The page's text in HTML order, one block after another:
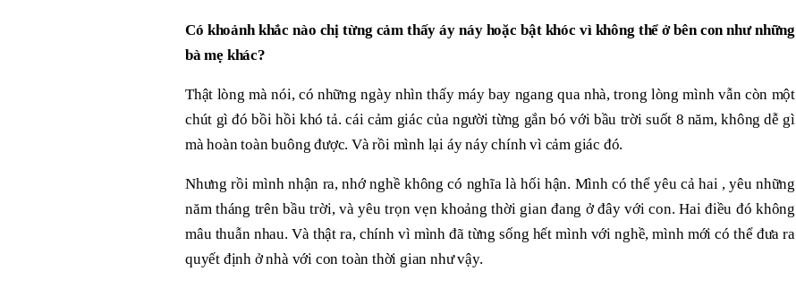
Có khoảnh khắc nào chị từng cảm thấy áy náy hoặc bật khóc vì không thể ở bên con như những
bà mẹ khác?
Thật lòng mà nói, có những ngày nhìn thấy máy bay ngang qua nhà, trong lòng mình vẫn còn một
chút gì đó bồi hồi khó tả. cái cảm giác của người từng gắn bó với bầu trời suốt 8 năm, không dễ gì
mà hoàn toàn buông được. Và rồi mình lại áy náy chính vì cảm giác đó.
Nhưng rồi mình nhận ra, nhớ nghề không có nghĩa là hối hận. Mình có thể yêu cả hai , yêu những
năm tháng trên bầu trời, và yêu trọn vẹn khoảng thời gian đang ở đây với con. Hai điều đó không
mâu thuẫn nhau. Và thật ra, chính vì mình đã từng sống hết mình với nghề, mình mới có thể đưa ra
quyết định ở nhà với con toàn thời gian như vậy.